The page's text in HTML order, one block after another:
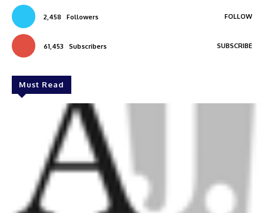
2,458 Followers FOLLOW
61,453 Subscribers SUBSCRIBE
Must Read